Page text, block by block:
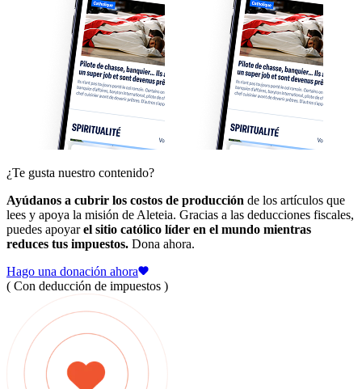
¿Te gusta nuestro contenido?
Ayúdanos a cubrir los costos de producción de los artículos que
lees y apoya la misión de Aleteia. Gracias a las deducciones fiscales,
puedes apoyarel sitio católico líder en el mundo mientras
reduces tus impuestos. Dona ahora.
Hago una donación ahora
( Con deducción de impuestos )